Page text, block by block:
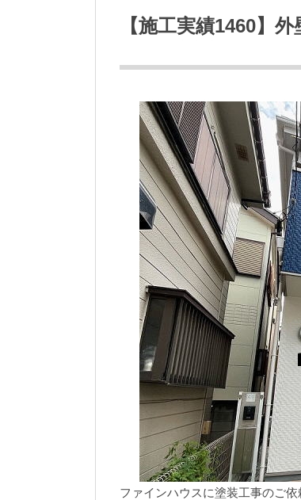
【施工実績1460】
ファインハウスに塗装工事のご